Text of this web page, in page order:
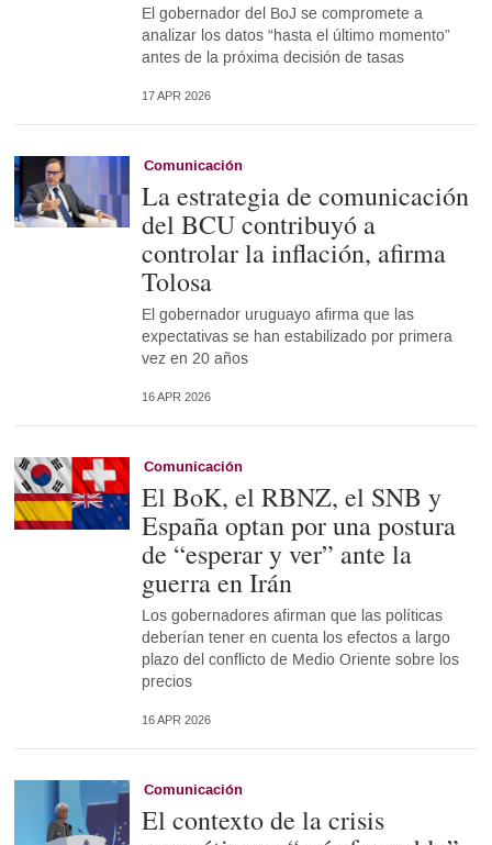
El gobernador del BoJ se compromete a
analizar los datos “hasta el último momento”
antes de la próxima decisión de tasas
17 APR 2026
Comunicación
La estrategia de comunicación
del BCU contribuyó a
controlar la inflación, afirma
Tolosa
El gobernador uruguayo afirma que las
expectativas se han estabilizado por primera
vez en 20 años
16 APR 2026
Comunicación
El BoK, el RBNZ, el SNB y
España optan por una postura
de “esperar y ver” ante la
guerra en Irán
Los gobernadores afirman que las políticas
deberían tener en cuenta los efectos a largo
plazo del conflicto de Medio Oriente sobre los
precios
16 APR 2026
Comunicación
El contexto de la crisis